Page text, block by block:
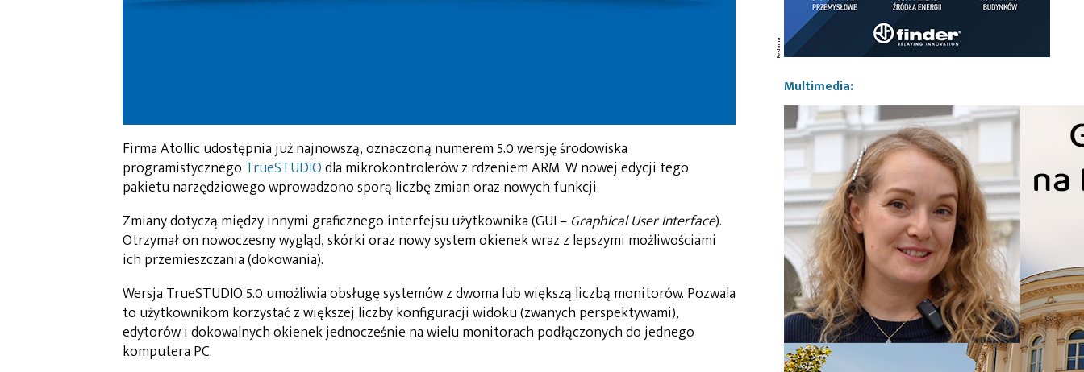
Firma Atollic udostępnia już najnowszą, oznaczoną numerem 5.0 wersję środowiska
programistycznego TrueSTUDIOdla mikrokontrolerów z rdzeniem ARM. W nowej edycji tego
pakietu narzędziowego wprowadzono sporą liczbę zmian oraz nowych funkcji.
Zmiany dotyczą między innymi graficznego interfejsu użytkownika (GUI – Graphical User Interface).
Otrzymał on nowoczesny wygląd, skórki oraz nowy system okienek wraz z lepszymi możliwościami
ich przemieszczania (dokowania).
Wersja TrueSTUDIO 5.0 umożliwia obsługę systemów z dwoma lub większą liczbą monitorów. Pozwala
to użytkownikom korzystać z większej liczby konfiguracji widoku (zwanych perspektywami),
edytorów i dokowalnych okienek jednocześnie na wielu monitorach podłączonych do jednego
komputera PC.
Multimedia: